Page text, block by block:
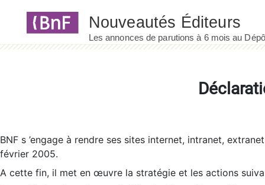
BNF s ’engage à rendre ses sites internet, intranet,
février 2005.
A cette fin, il met en œuvre la stratégie et les actions